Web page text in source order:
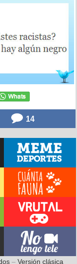
14
– Versión clásica